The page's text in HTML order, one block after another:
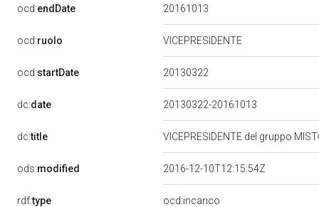
ocd:endDate 20161013
ocd:ruolo VICEPRESIDENTE
ocd:startDate 20130322
dc:date 20130322-20161013
dc:title VICEPRESIDENTE del gruppo
ods:modified 2016-12-10T12:15:54Z
rdf:type
ocd:incarico